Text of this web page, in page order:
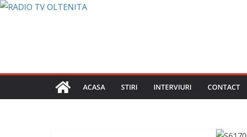
Sari
ACASA STIRI INTERVIURI CONTACT